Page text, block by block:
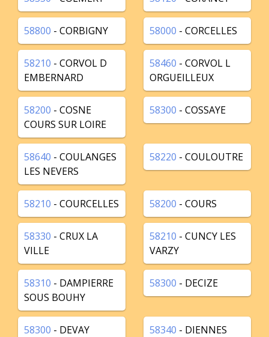
58800 - CORBIGNY 58000 - CORCELLES
58210 - CORVOL D
EMBERNARD
58460 - CORVOL L
ORGUEILLEUX
58200 - COSNE
COURS SUR LOIRE
58300 - COSSAYE
58640 - COULANGES
LES NEVERS
58220 - COULOUTRE
58210 - COURCELLES 58200 - COURS
58330 - CRUX LA
VILLE
58210 - CUNCY LES
VARZY
58310 - DAMPIERRE
SOUS BOUHY
58300 - DECIZE
58300 - DEVAY 58340 - DIENNES